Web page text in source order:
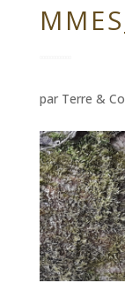
par Terre &